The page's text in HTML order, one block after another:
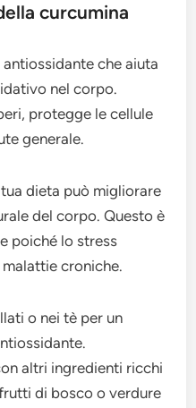
curcumina
che aiuta
nel corpo.
protegge le cellule
generale.
dieta può migliorare
del corpo. Questo è
poiché lo stress
croniche.
o nei tè per un
altri ingredienti ricchi
di bosco o verdure